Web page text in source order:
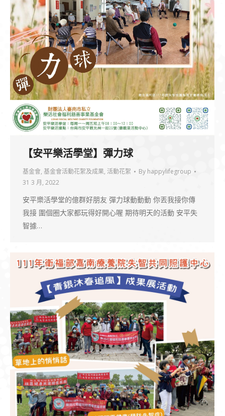
【安平樂活學堂】彈力球
基金會, 基金會活動花絮及成果, 活動花絮 By happylifegroup
31 3 月, 2022
安平樂活學堂的億群好朋友 彈力球動動動 你丟我接你傳
我接 圍個圈大家都玩得好開心喔 期待明天的活動 安平失
智據…